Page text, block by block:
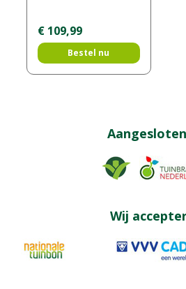
€ 109,99
Bestel nu
Wij